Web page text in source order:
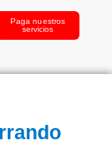
Paga nuestros
servicios